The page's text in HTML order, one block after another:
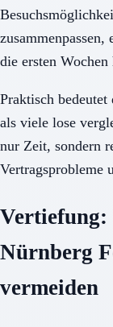
die ersten
Praktisch
als viele lose
nur Zeit, sondern
Vertragsprobleme
Nürnberg
vermeiden